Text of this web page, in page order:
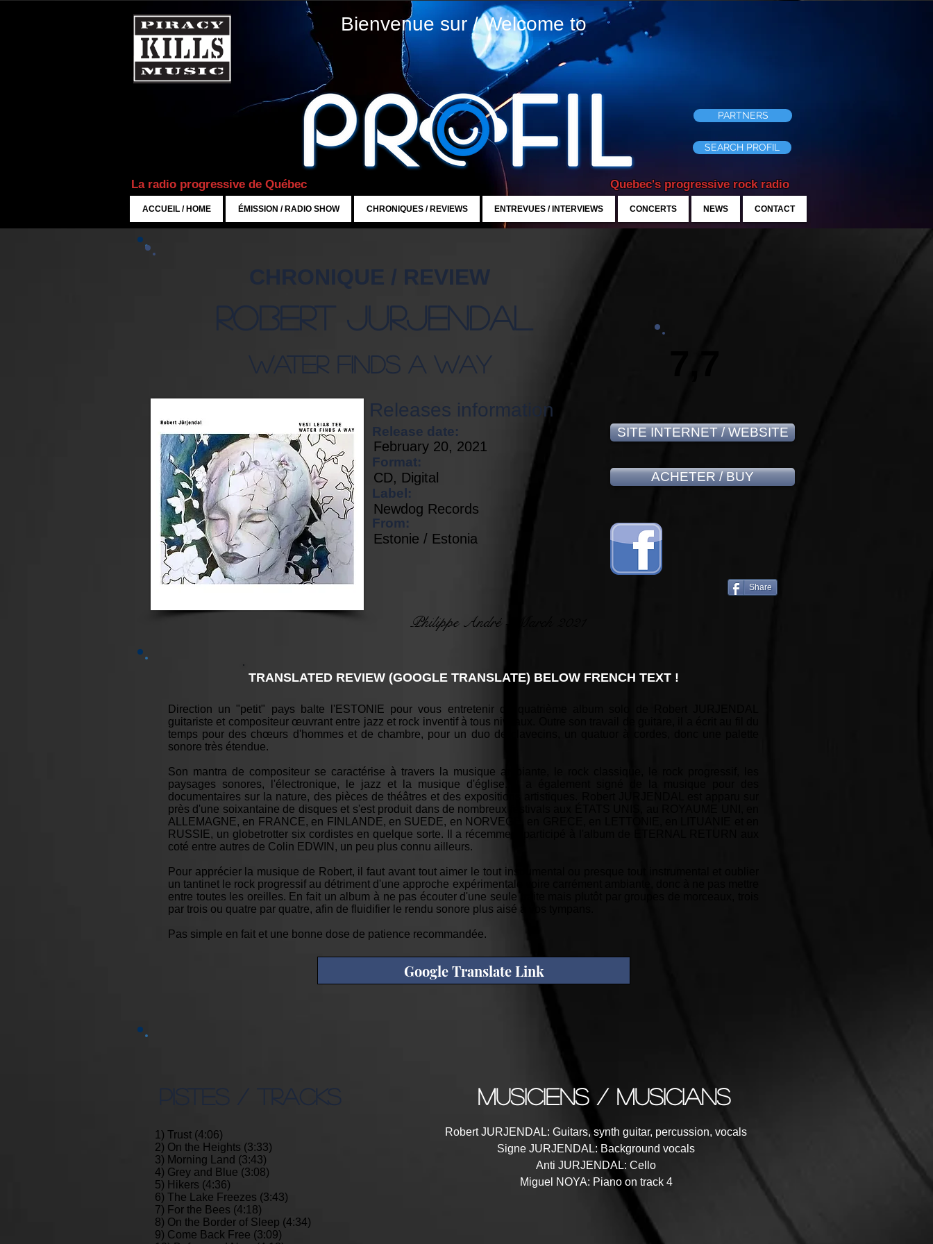
Bienvenue sur / Welcome to
Quebec's progressive rock radio
La radio progressive de Québec
SEARCH PROFIL
PARTNERS
ACCUEIL / HOME ÉMISSION / RADIO SHOW CHRONIQUES / REVIEWS ENTREVUES / INTERVIEWS CONCERTS NEWS CONTACT
CHRONIQUE / REVIEW
Robert Jurjendal
Water Finds A Way
Releases information
Release date:
February 20, 2021
Format:
CD, Digital
Label:
From:
Newdog Records
Estonie / Estonia
Philippe André - March 2021
SITE INTERNET / WEBSITE
ACHETER / BUY
Share
TRANSLATED REVIEW (GOOGLE TRANSLATE) BELOW FRENCH TEXT !
Direction un "petit" pays balte l'ESTONIE pour vous entretenir du quatrième album solo de Robert JURJENDAL
guitariste et compositeur œuvrant entre jazz et rock inventif à tous niveaux. Outre son travail de guitare, il a écrit au fil du
temps pour des chœurs d'hommes et de chambre, pour un duo de clavecins, un quatuor à cordes, donc une palette
sonore très étendue.
Son mantra de compositeur se caractérise à travers la musique ambiante, le rock classique, le rock progressif, les
paysages sonores, l'électronique, le jazz et la musique d'église. Il a également signé de la musique pour des
documentaires sur la nature, des pièces de théâtres et des expositions artistiques. Robert JURJENDAL est apparu sur
près d'une soixantaine de disques et s'est produit dans de nombreux festivals aux ÉTATS UNIS, au ROYAUME UNI, en
ALLEMAGNE, en FRANCE, en FINLANDE, en SUEDE, en NORVEGE, en GRECE, en LETTONIE, en LITUANIE et en
RUSSIE, un globetrotter six cordistes en quelque sorte. Il a récemment participé à l'album de ETERNAL RETURN aux
coté entre autres de Colin EDWIN, un peu plus connu ailleurs.
Pour apprécier la musique de Robert, il faut avant tout aimer le tout instrumental ou presque tout instrumental et oublier
un tantinet le rock progressif au détriment d'une approche expérimentale voire carrément ambiante, donc à ne pas mettre
entre toutes les oreilles. En fait un album à ne pas écouter d'une seule traite mais plutôt par groupes de morceaux, trois
par trois ou quatre par quatre, afin de fluidifier le rendu sonore plus aisé à vos tympans.
Pas simple en fait et une bonne dose de patience recommandée.
Google Translate Link
1) Trust (4:06)
2) On the Heights (3:33)
3) Morning Land (3:43)
4) Grey and Blue (3:08)
5) Hikers (4:36)
6) The Lake Freezes (3:43)
7) For the Bees (4:18)
8) On the Border of Sleep (4:34)
9) Come Back Free (3:09)
musiciens / musicians
Robert JURJENDAL: Guitars, synth guitar, percussion, vocals
Signe JURJENDAL: Background vocals
Anti JURJENDAL: Cello
Miguel NOYA: Piano on track 4